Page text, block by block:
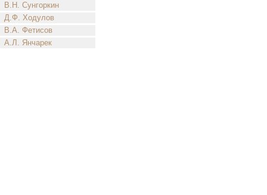
В.Н. Сунгоркин
Д.Ф. Ходулов
В.А. Фетисов
А.Л. Янчарек